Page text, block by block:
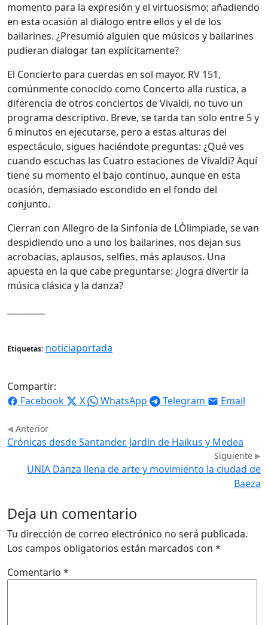
momento para la expresión y el virtuosismo; añadiendo
en esta ocasión al diálogo entre ellos y el de los
bailarines. ¿Presumió alguien que músicos y bailarines
pudieran dialogar tan explícitamente?
El Concierto para cuerdas en sol mayor, RV 151,
comúnmente conocido como Concerto alla rustica, a
diferencia de otros conciertos de Vivaldi, no tuvo un
programa descriptivo. Breve, se tarda tan solo entre 5 y
6 minutos en ejecutarse, pero a estas alturas del
espectáculo, sigues haciéndote preguntas: ¿Qué ves
cuando escuchas las Cuatro estaciones de Vivaldi? Aquí
tiene su momento el bajo continuo, aunque en esta
ocasión, demasiado escondido en el fondo del
conjunto.
Cierran con Allegro de la Sinfonía de LÓlimpiade, se van
despidiendo uno a uno los bailarines, nos dejan sus
acrobacias, aplausos, selfies, más aplausos. Una
apuesta en la que cabe preguntarse: ¿logra divertir la
música clásica y la danza?
Etiquetas: noticiaportada
Compartir:
Facebook
X WhatsApp Telegram Email
Anterior
Crónicas desde Santander. Jardín de Haikus y Medea
Siguiente
UNIA Danza llena de arte y movimiento la ciudad de
Baeza
Deja un comentario
Tu dirección de correo electrónico no será publicada.
Los campos obligatorios están marcados con *
Comentario *